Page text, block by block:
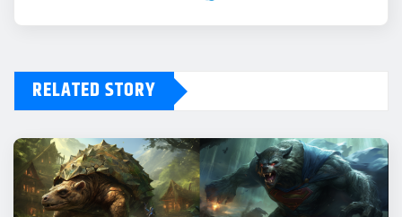
RELATED STORY